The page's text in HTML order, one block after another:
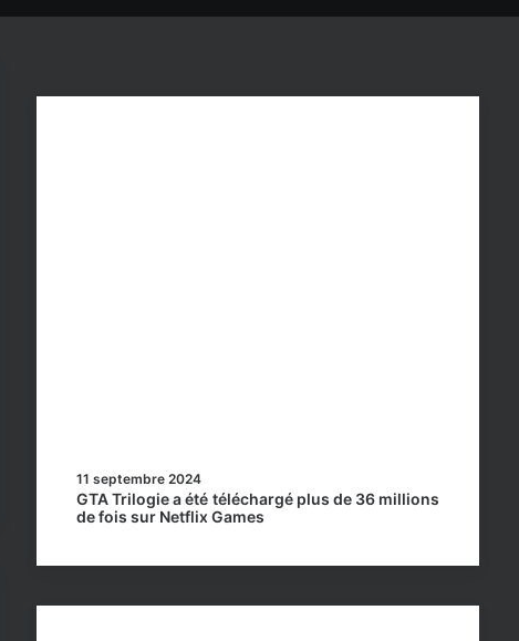
11 septembre 2024
GTA Trilogie a été téléchargé plus de 36 millions
de fois sur Netflix Games